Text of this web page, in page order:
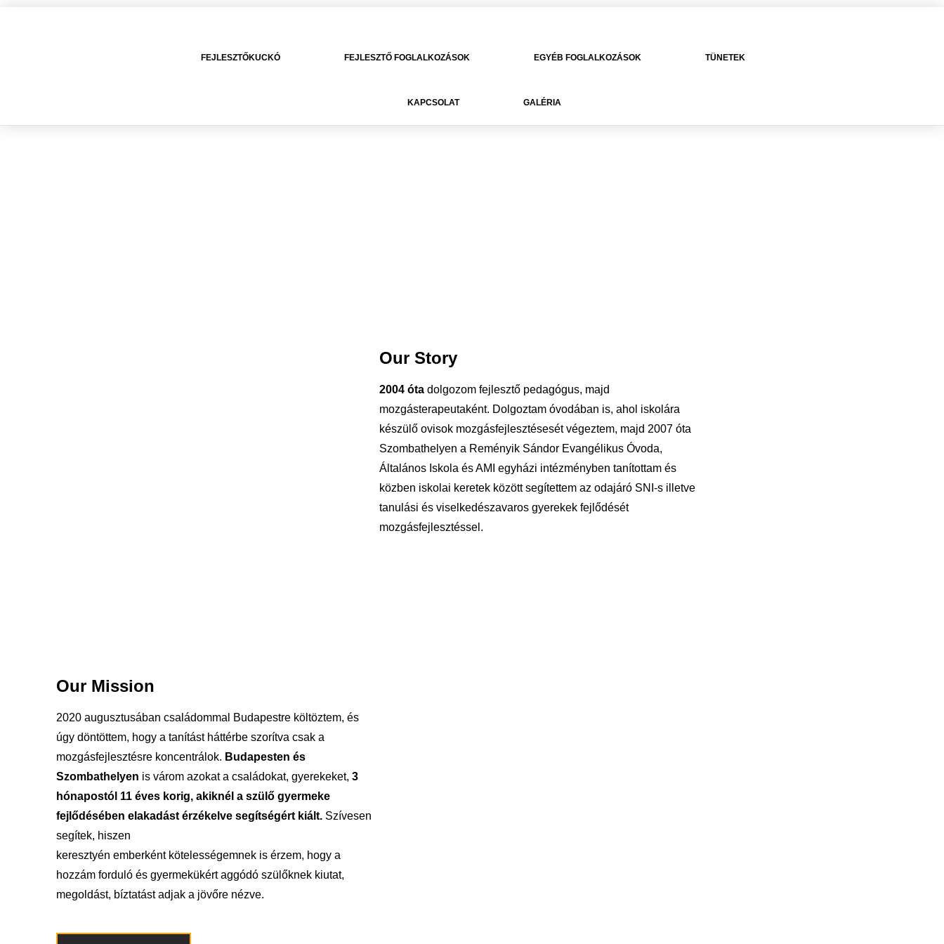
FEJLESZTŐKUCKÓ FEJLESZTŐ FOGLALKOZÁSOK EGYÉB FOGLALKOZÁSOK TÜNETEK
KAPCSOLAT GALÉRIA
Our Story
2004 óta dolgozom fejlesztő pedagógus, majd
mozgásterapeutaként. Dolgoztam óvodában is, ahol iskolára
készülő ovisok mozgásfejlesztésesét végeztem, majd 2007 óta
Szombathelyen a Reményik Sándor Evangélikus Óvoda,
Általános Iskola és AMI egyházi intézményben tanítottam és
közben iskolai keretek között segítettem az odajáró SNI-s illetve
tanulási és viselkedészavaros gyerekek fejlődését
mozgásfejlesztéssel.
Our Mission
2020 augusztusában családommal Budapestre költöztem, és
úgy döntöttem, hogy a tanítást háttérbe szorítva csak a
mozgásfejlesztésre koncentrálok. Budapesten és
Szombathelyen is várom azokat a családokat, gyerekeket, 3
hónapostól 11 éves korig, akiknél a szülő gyermeke
fejlődésében elakadást érzékelve segítségért kiált. Szívesen
segítek, hiszen
keresztyén emberként kötelességemnek is érzem, hogy a
hozzám forduló és gyermekükért aggódó szülőknek kiutat,
megoldást, bíztatást adjak a jövőre nézve.